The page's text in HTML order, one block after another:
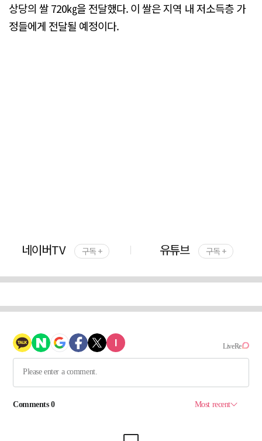
상당의 쌀 720㎏을 전달했다. 이 쌀은 지역 내 저소득층 가
정들에게 전달될 예정이다.
네이버TV 구독 + 유튜브 구독 +